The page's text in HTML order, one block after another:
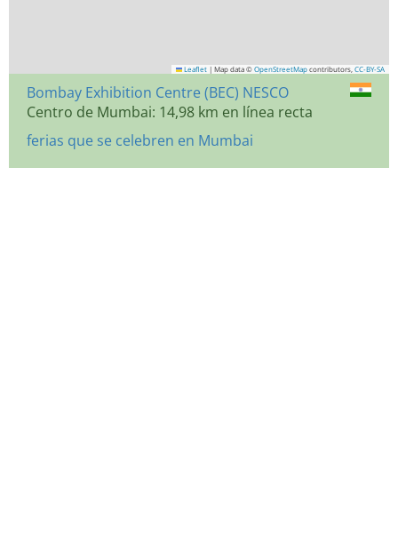
Leaflet | Map data © OpenStreetMap contributors, CC-BY-SA
Bombay Exhibition Centre (BEC) NESCO
Centro de Mumbai: 14,98 km en línea recta
ferias que se celebren en Mumbai